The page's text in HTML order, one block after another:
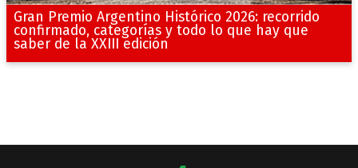
Gran Premio Argentino Histórico 2026: recorrido
confirmado, categorías y todo lo que hay que
saber de la XXIII edición